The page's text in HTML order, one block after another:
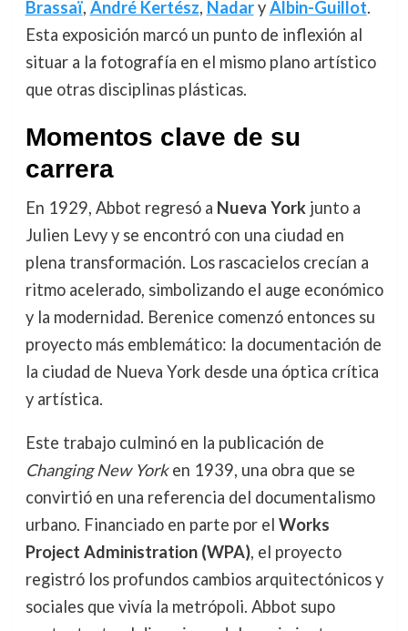
Brassaï, André Kertész, NadaryAlbin-Guillot.
Esta exposición marcó un punto de inflexión al
situar a la fotografía en el mismo plano artístico
que otras disciplinas plásticas.
Momentos clave de su
carrera
En 1929, Abbot regresó a Nueva Yorkjunto a
Julien Levy y se encontró con una ciudad en
plena transformación. Los rascacielos crecían a
ritmo acelerado, simbolizando el auge económico
y la modernidad. Berenice comenzó entonces su
proyecto más emblemático: la documentación de
la ciudad de Nueva York desde una óptica crítica
y artística.
Este trabajo culminó en la publicación de
Changing New Yorken 1939, una obra que se
convirtió en una referencia del documentalismo
urbano. Financiado en parte por el Works
Project Administration (WPA), el proyecto
registró los profundos cambios arquitectónicos y
sociales que vivía la metrópoli. Abbot supo